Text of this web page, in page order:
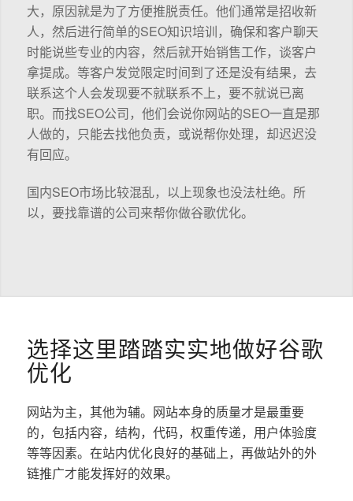
大，原因就是为了方便推脱责任。他们通常是招收新
人，然后进行简单的SEO知识培训，确保和客户聊天
时能说些专业的内容，然后就开始销售工作，谈客户
拿提成。等客户发觉限定时间到了还是没有结果，去
联系这个人会发现要不就联系不上，要不就说已离
职。而找SEO公司，他们会说你网站的SEO一直是那
人做的，只能去找他负责，或说帮你处理，却迟迟没
有回应。
国内SEO市场比较混乱，以上现象也没法杜绝。所
以，要找靠谱的公司来帮你做谷歌优化。
选择这里踏踏实实地做好谷歌
优化
网站为主，其他为辅。网站本身的质量才是最重要
的，包括内容，结构，代码，权重传递，用户体验度
等等因素。在站内优化良好的基础上，再做站外的外
链推广才能发挥好的效果。